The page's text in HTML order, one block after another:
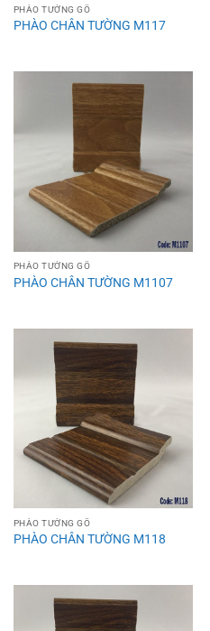
PHÀO TƯỜNG GỖ
PHÀO CHÂN TƯỜNG M117
PHÀO TƯỜNG GỖ
PHÀO CHÂN TƯỜNG M1107
PHÀO TƯỜNG GỖ
PHÀO CHÂN TƯỜNG M118